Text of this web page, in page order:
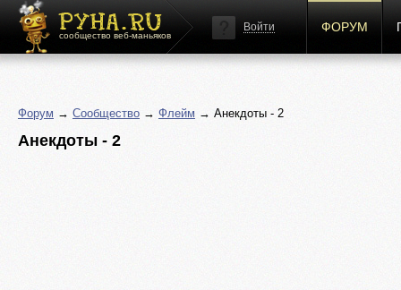
сообщество веб-маньяков
Войти ФОРУМ
Форум → Сообщество → Флейм → Анекдоты - 2
Анекдоты - 2